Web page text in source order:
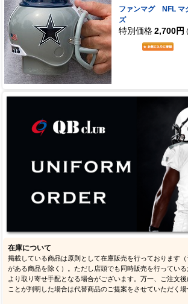
ファンマグ NFL マ
ズ
特別価格 2,700円
在庫について
掲載している商品は原則として在庫販売を行っております
がある商品を除く）。ただし店頭でも同時販売を行ってい
より取り寄せ手配となる場合がございます。万一、ご注文
ことが判明した場合は代替商品のご提案をさせていただく場